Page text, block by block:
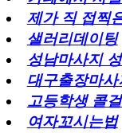
제가 직 접찍
샐러리데이팅
성남마사지
대구출장마
고등학생 콜
여자꼬시는법